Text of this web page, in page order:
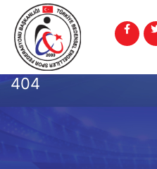
404